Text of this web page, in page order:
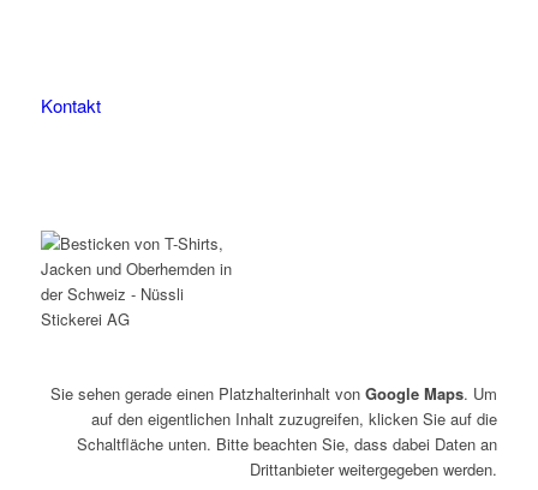
Kontakt
Sie sehen gerade einen Platzhalterinhalt vonGoogle Maps. Um
auf den eigentlichen Inhalt zuzugreifen, klicken Sie auf die
Schaltfläche unten. Bitte beachten Sie, dass dabei Daten an
Drittanbieter weitergegeben werden.